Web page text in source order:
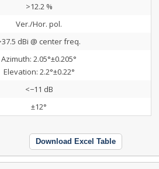
>12.2 %
Ver./Hor. pol.
dBi @ center freq.
Azimuth: 2.05°±0.205°
Elevation: 2.2°±0.22°
<−11 dB
±12°
Download Excel Table